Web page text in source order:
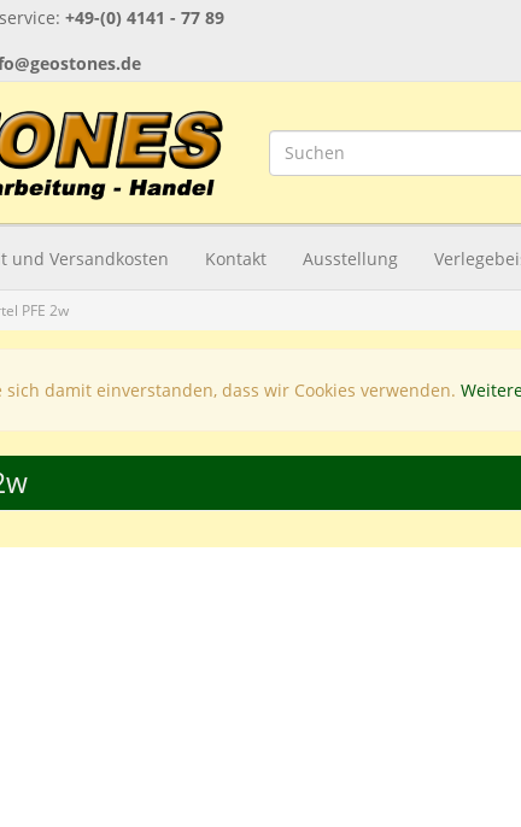
+49-(0) 4141 - 77 89
und Versandkosten Kontakt Ausstellung
PFE 2w
damit einverstanden, dass wir Cookies verwenden.